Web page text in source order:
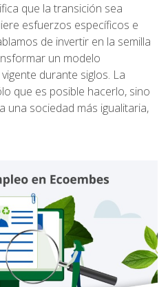
que la transición sea
esfuerzos específicos e
de invertir en la semilla
un modelo
durante siglos. La
que es posible hacerlo, sino
una sociedad más igualitaria,